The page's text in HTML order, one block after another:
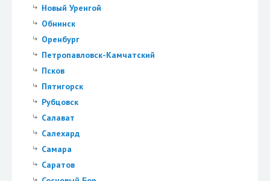
Новый Уренгой
Обнинск
Оренбург
Петропавловск-Камчатский
Псков
Пятигорск
Рубцовск
Салават
Салехард
Самара
Саратов